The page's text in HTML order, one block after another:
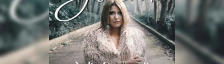
Eğitim
Eğlence
Ekonomi